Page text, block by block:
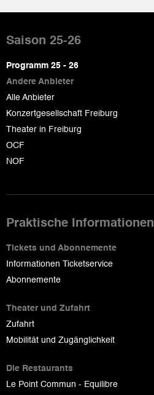
de
page
Saison 25-26
Programm 25 - 26
Andere Anbieter
Alle Anbieter
Konzertgesellschaft Freiburg
Theater in Freiburg
OCF
NOF
Praktische Informationen
Tickets und Abonnemente
Informationen Ticketservice
Abonnemente
Theater und Zufahrt
Zufahrt
Mobilität und Zugänglichkeit
Die Restaurants
Le Point Commun - Equilibre